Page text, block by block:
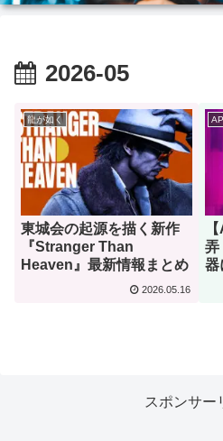
2026-05
龍が如く
東城会の起源を描く新作
『Stranger Than
Heaven』最新情報まとめ
2026.05.16
弄
器
スポンサー